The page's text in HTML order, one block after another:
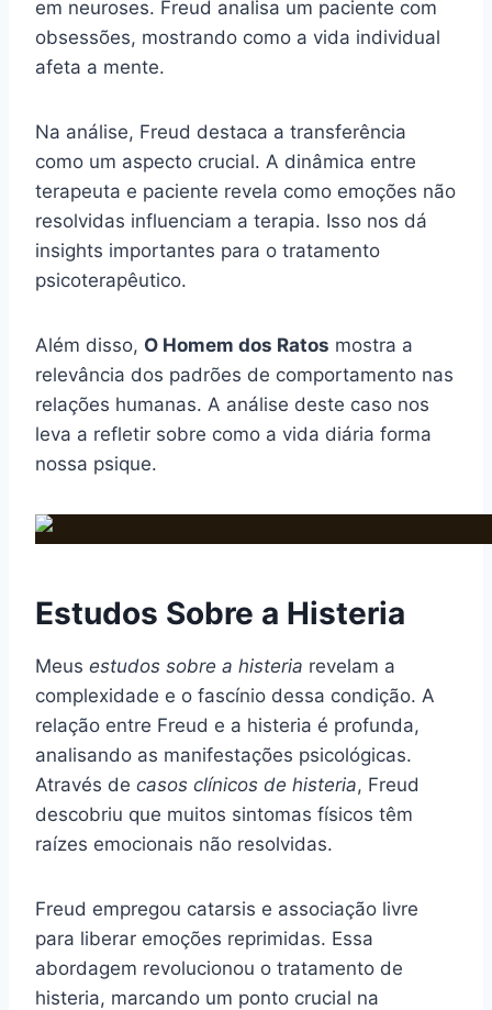
em neuroses. Freud analisa um paciente com
obsessões, mostrando como a vida individual
afeta a mente.
Na análise, Freud destaca a transferência
como um aspecto crucial. A dinâmica entre
terapeuta e paciente revela como emoções não
resolvidas influenciam a terapia. Isso nos dá
insights importantes para o tratamento
psicoterapêutico.
Além disso, O Homem dos Ratos mostra a
relevância dos padrões de comportamento nas
relações humanas. A análise deste caso nos
leva a refletir sobre como a vida diária forma
nossa psique.
Estudos Sobre a Histeria
Meus estudos sobre a histeria revelam a
complexidade e o fascínio dessa condição. A
relação entre Freud e a histeria é profunda,
analisando as manifestações psicológicas.
Através de casos clínicos de histeria, Freud
descobriu que muitos sintomas físicos têm
raízes emocionais não resolvidas.
Freud empregou catarsis e associação livre
para liberar emoções reprimidas. Essa
abordagem revolucionou o tratamento de
histeria, marcando um ponto crucial na